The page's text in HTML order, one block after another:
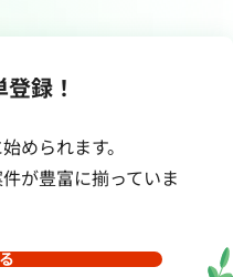
録！
められます。
が豊富に揃っていま